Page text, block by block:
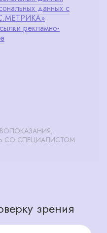
данных с
рекламно-
СО СПЕЦИАЛИСТОМ
зрения